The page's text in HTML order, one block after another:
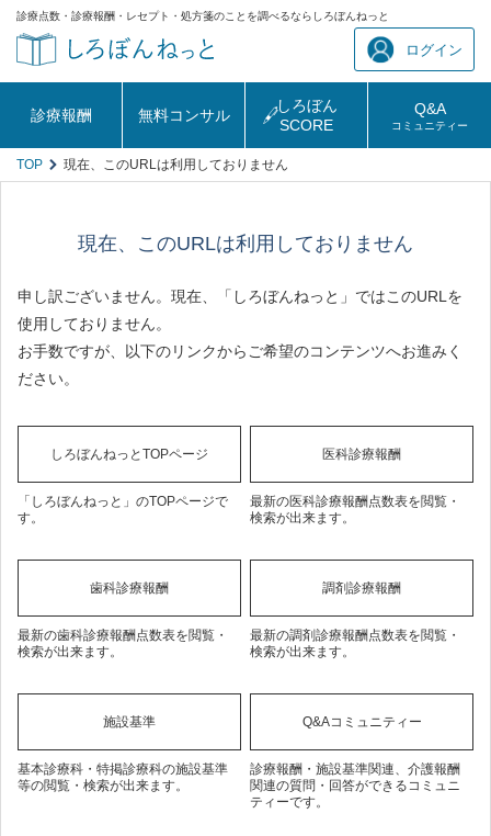
診療点数・診療報酬・レセプト・処方箋のことを調べるならしろぼんねっと
ログイン
診療報酬 無料コンサル
しろぼん
SCORE
Q&A
コミュニティー
TOP 現在、このURLは利用しておりません
現在、このURLは利用しておりません
申し訳ございません。現在、「しろぼんねっと」ではこのURLを
使用しておりません。
お手数ですが、以下のリンクからご希望のコンテンツへお進みく
ださい。
しろぼんねっとTOPページ
「しろぼんねっと」のTOPページで
す。
医科診療報酬
最新の医科診療報酬点数表を閲覧・
検索が出来ます。
歯科診療報酬
最新の歯科診療報酬点数表を閲覧・
検索が出来ます。
調剤診療報酬
最新の調剤診療報酬点数表を閲覧・
検索が出来ます。
施設基準
基本診療科・特掲診療科の施設基準
等の閲覧・検索が出来ます。
Q&Aコミュニティー
診療報酬・施設基準関連、介護報酬
関連の質問・回答ができるコミュニ
ティーです。